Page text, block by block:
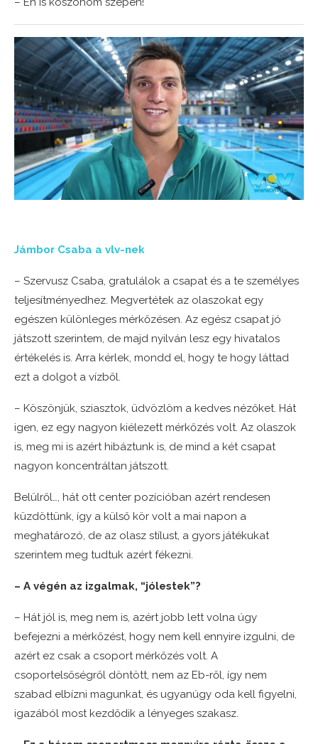
Jámbor Csaba a vlv-nek
– Szervusz Csaba, gratulálok a csapat és a te személyes
teljesítményedhez. Megvertétek az olaszokat egy
egészen különleges mérkőzésen. Az egész csapat jó
játszott szerintem, de majd nyilván lesz egy hivatalos
értékelés is. Arra kérlek, mondd el, hogy te hogy láttad
ezt a dolgot a vízből.
– Köszönjük, sziasztok, üdvözlöm a kedves nézőket. Hát
igen, ez egy nagyon kiélezett mérkőzés volt. Az olaszok
is, meg mi is azért hibáztunk is, de mind a két csapat
nagyon koncentráltan játszott.
Belülről…, hát ott center pozícióban azért rendesen
küzdöttünk, így a külső kör volt a mai napon a
meghatározó, de az olasz stílust, a gyors játékukat
szerintem meg tudtuk azért fékezni.
– A végén az izgalmak, “jólestek”?
– Hát jól is, meg nem is, azért jobb lett volna úgy
befejezni a mérkőzést, hogy nem kell ennyire izgulni, de
azért ez csak a csoport mérkőzés volt. A
csoportelsőségről döntött, nem az Eb-ről, így nem
szabad elbízni magunkat, és ugyanúgy oda kell figyelni,
igazából most kezdődik a lényeges szakasz.